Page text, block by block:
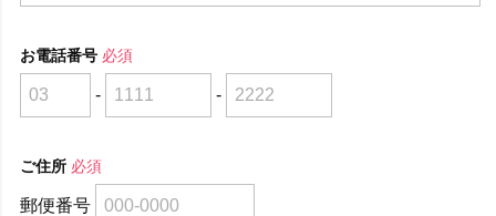
お電話番号 必須
- -
ご住所 必須
郵便番号